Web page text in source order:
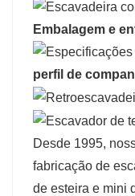
Embalagem e
perfil de
Desde 1995,
fabricação de
de esteira e mini